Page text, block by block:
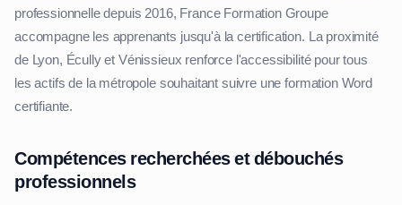
professionnelle depuis 2016, France Formation Groupe
accompagne les apprenants jusqu'à la certification. La proximité
de Lyon, Écully et Vénissieux renforce l'accessibilité pour tous
les actifs de la métropole souhaitant suivre une formation Word
certifiante.
Compétences recherchées et débouchés
professionnels